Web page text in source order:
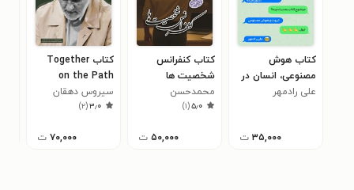
کتاب هوش
مصنوعی، انسان در
مسیر آینده
علی رادمهر
۳۵,۰۰۰ ت
کتاب کنفرانس
شخصیت ها
محمدحسن
ابوفاضلی
۵٫۰(۱)
۵۰,۰۰۰ ت
کتاب Together
on the Path
سیروس دهقان
شیری
۳٫۰(۲)
۷۰,۰۰۰ ت